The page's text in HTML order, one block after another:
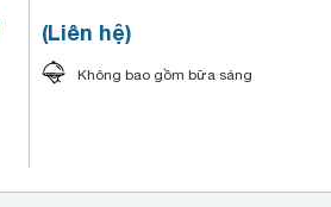
(Liên hệ)
Không bao gồm bữa sáng